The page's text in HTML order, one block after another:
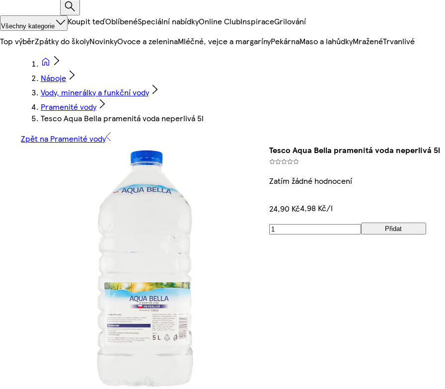
Všechny kategorie Koupit teďOblíbenéSpeciální nabídkyOnline ClubInspiraceGrilování
Top výběrZpátky do školyNovinkyOvoce a zeleninaMléčné, vejce a margarínyPekárnaMaso a lahůdkyMraženéTrvanlivé
Nápoje
Vody, minerálky a funkční vody
Pramenité vody
Tesco Aqua Bella pramenitá voda neperlivá 5l
Zpět na Pramenité vody
Tesco Aqua Bella pramenitá voda neperlivá 5l
Zatím žádné hodnocení
24,90 Kč4,98 Kč/l
Přidat